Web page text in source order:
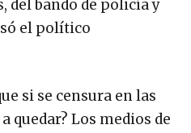
del bando de policía y
el político
si se censura en las
quedar? Los medios de